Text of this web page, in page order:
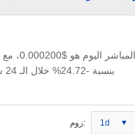
سعر Agro Glory Time المباشر اليوم هو $0.000200
،
زوم: 1d